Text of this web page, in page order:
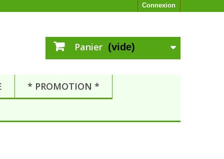
Connexion
Panier (vide)
* PROMOTION *